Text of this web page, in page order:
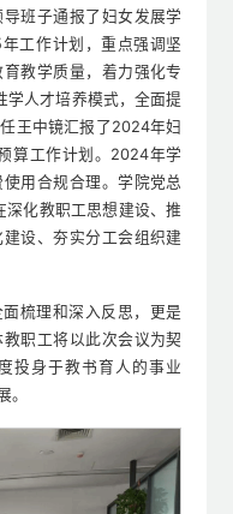
班子通报了妇女发展学
工作计划，重点强调坚
教学质量，着力强化专
学人才培养模式，全面提
王中镜汇报了2024年妇
算工作计划。2024年学
用合规合理。学院党总
化教职工思想建设、推
设、夯实分工会组织建
梳理和深入反思，更是
职工将以此次会议为契
投身于教书育人的事业
。